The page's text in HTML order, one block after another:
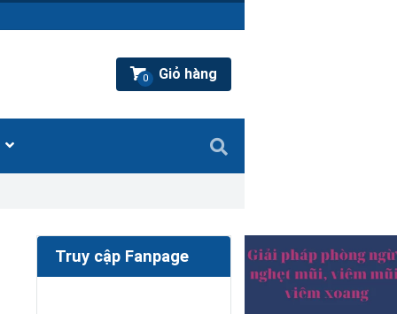
Truy cập Fanpage
0 Giỏ hàng